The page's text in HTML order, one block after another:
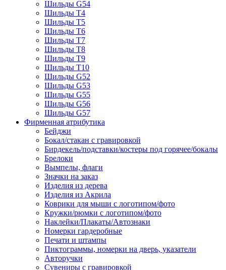
Шильды G54
Шильды T4
Шильды T5
Шильды T6
Шильды T7
Шильды Т8
Шильды Т9
Шильды T10
Шильды G52
Шильды G53
Шильды G55
Шильды G56
Шильды G57
Фирменная атрибутика
Бейджи
Бокал/стакан с гравировкой
Бирдекель/подставки/костеры под горячее/бокалы
Брелоки
Вымпелы, флаги
Значки на заказ
Изделия из дерева
Изделия из Акрила
Коврики для мыши с логотипом/фото
Кружки/рюмки с логотипом/фото
Наклейки/Плакаты/Автознаки
Номерки гардеробные
Печати и штампы
Пиктограммы, номерки на дверь, указатели
Авторучки
Сувениры c гравировкой